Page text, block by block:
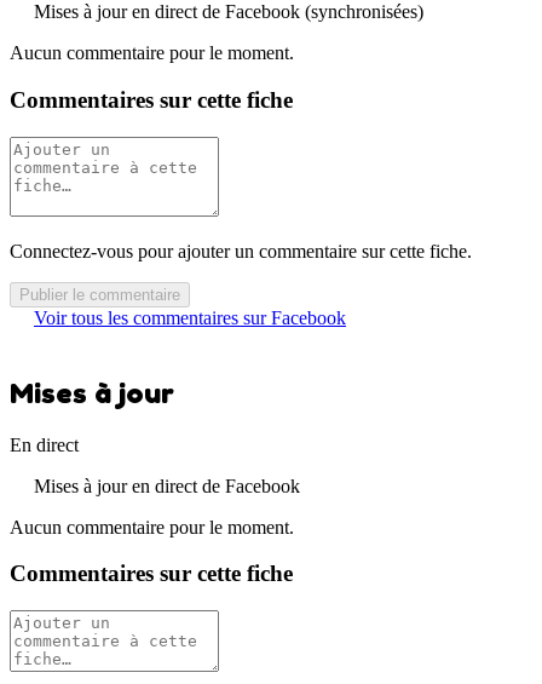
Mises à jour en direct de Facebook (synchronisées)
Aucun commentaire pour le moment.
Commentaires sur cette fiche
Connectez-vous pour ajouter un commentaire sur cette fiche.
Publier le commentaire
Voir tous les commentaires sur Facebook
Mises à jour
En direct
Mises à jour en direct de Facebook
Aucun commentaire pour le moment.
Commentaires sur cette fiche